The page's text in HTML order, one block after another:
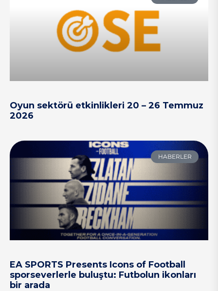
Oyun sektörü etkinlikleri 20 – 26 Temmuz
2026
HABERLER
EA SPORTS Presents Icons of Football
sporseverlerle buluştu: Futbolun ikonları
bir arada